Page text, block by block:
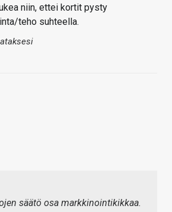
niin, ettei kortit pysty
teho suhteella.
säätö osa markkinointikikkaa.